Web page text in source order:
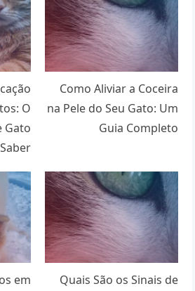
Como Aliviar a Coceira
na Pele do Seu Gato: Um
Guia Completo
O
Gato
Quais São os Sinais de
em